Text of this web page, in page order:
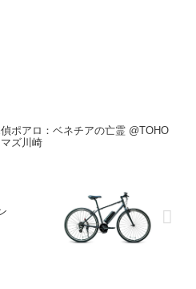
ポアロ：ベネチアの亡霊 @TOHO
ズ川崎